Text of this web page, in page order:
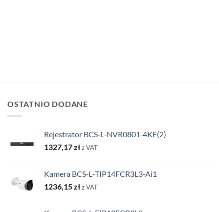
OSTATNIO DODANE
Rejestrator BCS‑L‑NVR0801‑4KE(2)
1327,17złz VAT
Kamera BCS‑L‑TIP14FCR3L3‑Ai1
1236,15złz VAT